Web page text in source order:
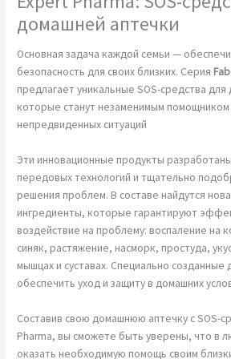
домашней аптечки
Основная задача каждой семьи —
безопасность для своих близких. Серия
предлагает уникальные SOS-средства
которые станут незаменимым помощником
непредвиденных ситуаций
Эти инновационные продукты
передовых технологий и тщательно
решения проблем. В составе найдутся
ингредиенты, которые гарантируют
воздействие на проблему: воспаление на
синяк, растяжение, насморк, простуда,
мышцах и суставах. Специально созданные
обеспечить уход и защиту в домашних
Составив свою домашнюю аптечку с SOS-
Pharma, вы сможете быть уверены, что в
оказать необходимую помощь своим